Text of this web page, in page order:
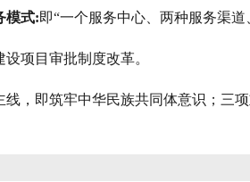
模式:即“一个服务中心、两种服务渠
设项目审批制度改革。
线，即筑牢中华民族共同体意识；三